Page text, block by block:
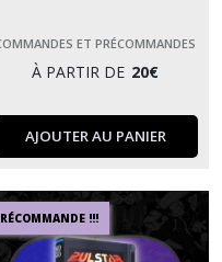
ET PRÉCOMMANDES
À PARTIR DE 20€
AJOUTER AU PANIER
!!!